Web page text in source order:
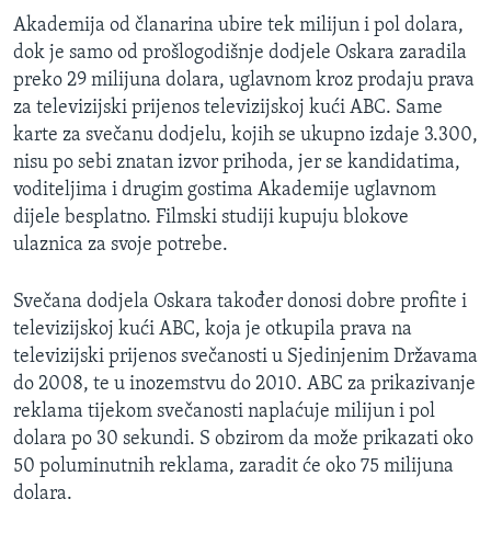
IZBJEGLIČKA STRANA
MAGAZIN
O GLASU AMERIKE
Learning English
PRATITE NAS
Jezici
Akademija od članarina ubire tek milijun i pol dolara,
dok je samo od prošlogodišnje dodjele Oskara zaradila
preko 29 milijuna dolara, uglavnom kroz prodaju prava
za televizijski prijenos televizijskoj kući ABC. Same
karte za svečanu dodjelu, kojih se ukupno izdaje 3.300,
nisu po sebi znatan izvor prihoda, jer se kandidatima,
voditeljima i drugim gostima Akademije uglavnom
dijele besplatno. Filmski studiji kupuju blokove
ulaznica za svoje potrebe.
Svečana dodjela Oskara također donosi dobre profite i
televizijskoj kući ABC, koja je otkupila prava na
televizijski prijenos svečanosti u Sjedinjenim Državama
do 2008, te u inozemstvu do 2010. ABC za prikazivanje
reklama tijekom svečanosti naplaćuje milijun i pol
dolara po 30 sekundi. S obzirom da može prikazati oko
50 poluminutnih reklama, zaradit će oko 75 milijuna
dolara.